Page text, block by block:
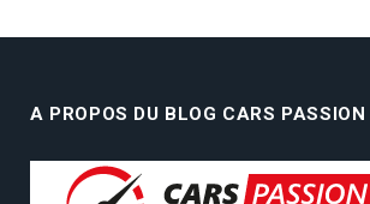
A PROPOS DU BLOG CARS PASSION